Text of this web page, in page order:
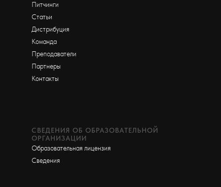
Питчинги
Статьи
Дистрибуция
Команда
Преподаватели
Партнеры
Контакты
СВЕДЕНИЯ ОБ ОБРАЗОВАТЕЛЬНОЙ
ОРГАНИЗАЦИИ
Образовательная лицензия
Сведения